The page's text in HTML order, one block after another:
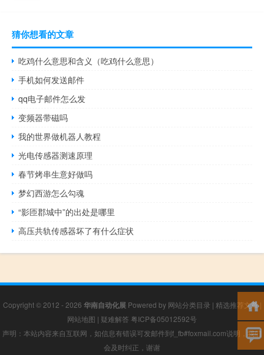
猜你想看的文章
吃鸡什么意思和含义（吃鸡什么意思）
手机如何发送邮件
qq电子邮件怎么发
变频器带磁吗
我的世界做机器人教程
光电传感器测速原理
春节烤串生意好做吗
梦幻西游怎么勾魂
“影匝郡城中”的出处是哪里
高压共轨传感器坏了有什么症状
Copyright © 2012 - 2026 华南自动化展Powered by 网站分类目录 | 精选推荐文章|
网站地图 | 疑难解答 粤ICP备05012592号
声明：本站内容来自互联网，如信息有错误可发邮件到f_fb#foxmail.com说明，我们
会及时纠正，谢谢